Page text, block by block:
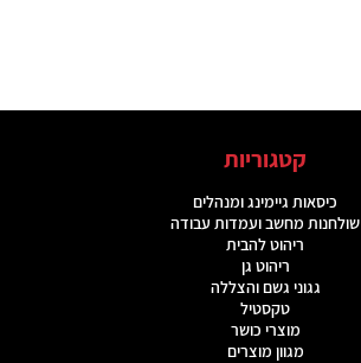
קטגוריות
כיסאות גיימינג ומנהלים
שולחנות מחשב ועמדות עבודה
ריהוט להבית
ריהוט גן
גגוני גשם והצללה
טקסטיל
מוצרי כושר
מגוון מוצרים